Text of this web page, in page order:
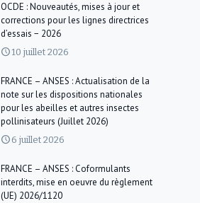
OCDE : Nouveautés, mises à jour et
corrections pour les lignes directrices
d’essais − 2026
10 juillet 2026
FRANCE – ANSES : Actualisation de la
note sur les dispositions nationales
pour les abeilles et autres insectes
pollinisateurs (Juillet 2026)
6 juillet 2026
FRANCE – ANSES : Coformulants
interdits, mise en oeuvre du règlement
(UE) 2026/1120